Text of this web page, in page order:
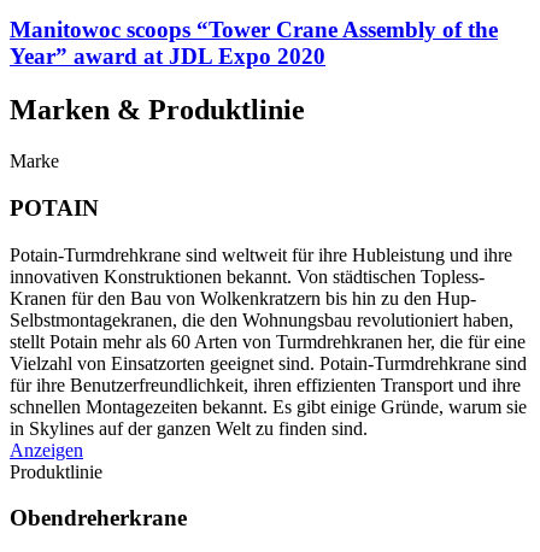
Manitowoc scoops “Tower Crane Assembly of the
Year” award at JDL Expo 2020
Marken & Produktlinie
Marke
POTAIN
Potain-Turmdrehkrane sind weltweit für ihre Hubleistung und ihre
innovativen Konstruktionen bekannt. Von städtischen Topless-
Kranen für den Bau von Wolkenkratzern bis hin zu den Hup-
Selbstmontagekranen, die den Wohnungsbau revolutioniert haben,
stellt Potain mehr als 60 Arten von Turmdrehkranen her, die für eine
Vielzahl von Einsatzorten geeignet sind. Potain-Turmdrehkrane sind
für ihre Benutzerfreundlichkeit, ihren effizienten Transport und ihre
schnellen Montagezeiten bekannt. Es gibt einige Gründe, warum sie
in Skylines auf der ganzen Welt zu finden sind.
Anzeigen
Produktlinie
Obendreherkrane